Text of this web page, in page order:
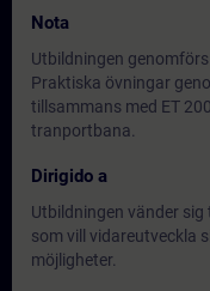
Nota
Utbildningen
Praktiska övningar
tillsammans med ET
tranportbana.
Dirigido a
Utbildningen vänder
som vill vidareutveckla
möjligheter.